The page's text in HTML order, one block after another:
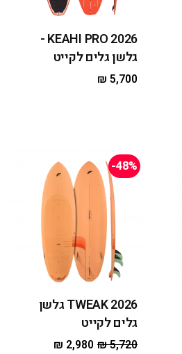
2026 KEAHI PRO -
גלשן גלים לקייט
₪ 5,700
-48%
2026 TWEAK גלשן
גלים לקייט
₪5,720
₪ 2,980